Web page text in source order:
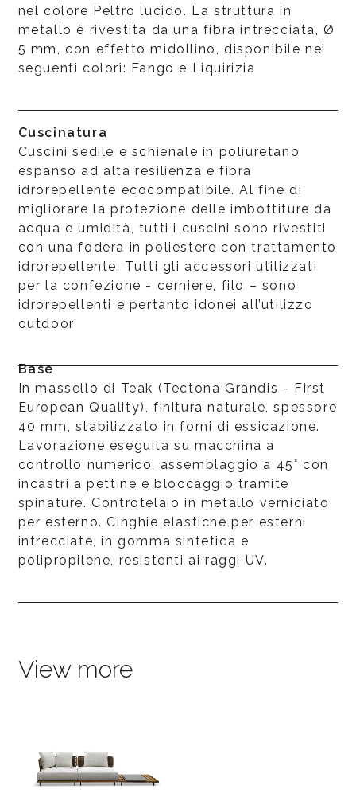
nel colore Peltro lucido. La struttura in
metallo è rivestita da una fibra intrecciata, Ø
5 mm, con effetto midollino, disponibile nei
seguenti colori: Fango e Liquirizia
Cuscinatura
Cuscini sedile e schienale in poliuretano
espanso ad alta resilienza e fibra
idrorepellente ecocompatibile. Al fine di
migliorare la protezione delle imbottiture da
acqua e umidità, tutti i cuscini sono rivestiti
con una fodera in poliestere con trattamento
idrorepellente. Tutti gli accessori utilizzati
per la confezione - cerniere, filo – sono
idrorepellenti e pertanto idonei all’utilizzo
outdoor
Base
In massello di Teak (Tectona Grandis - First
European Quality), finitura naturale, spessore
40 mm, stabilizzato in forni di essicazione.
Lavorazione eseguita su macchina a
controllo numerico, assemblaggio a 45° con
incastri a pettine e bloccaggio tramite
spinature. Controtelaio in metallo verniciato
per esterno. Cinghie elastiche per esterni
intrecciate, in gomma sintetica e
polipropilene, resistenti ai raggi UV.
View more